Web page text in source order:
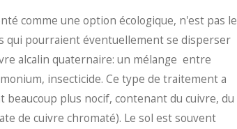
comme une option écologique, n'est pas le
qui pourraient éventuellement se disperser
alcalin quaternaire: un mélange entre
insecticide. Ce type de traitement a
plus nocif, contenant du cuivre, du
de cuivre chromaté). Le sol est souvent